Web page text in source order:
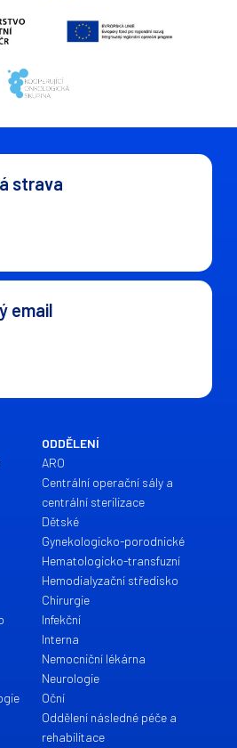
strava
email
ODDĚLENÍ
ARO
Centrální operační sály a
centrální sterilizace
Dětské
Gynekologicko-porodnické
Hematologicko-transfuzní
Hemodialyzační středisko
Chirurgie
Infekční
Interna
Nemocniční lékárna
Neurologie
Oční
Oddělení následné péče a
rehabilitace